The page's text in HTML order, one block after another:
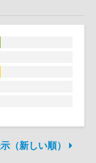
（新しい順）